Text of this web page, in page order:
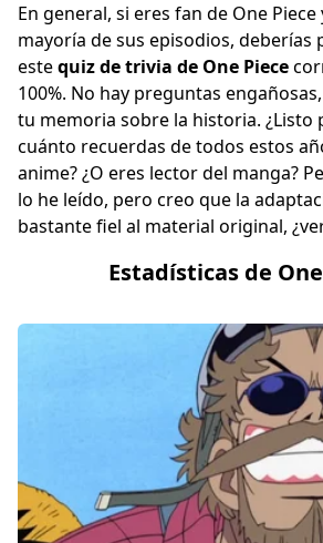
En general, si eres fan de One Piece
mayoría de sus episodios,
estequiz de trivia de One Piece
100%. No hay preguntas
tu memoria sobre la historia. ¿Listo
cuánto recuerdas de todos estos
anime? ¿O eres lector del manga?
lo he leído, pero creo que la
bastante fiel al material original,
Estadísticas de